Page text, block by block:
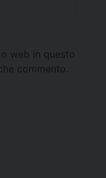
web in questo
commento.